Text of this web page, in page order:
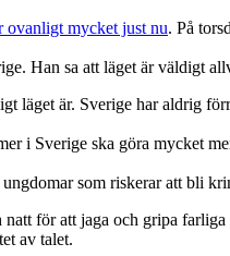
ovanligt mycket just nu. På
Han sa att läget är väldigt
läget är. Sverige har aldrig
i Sverige ska göra mycket
som riskerar att bli
för att jaga och gripa
av talet.